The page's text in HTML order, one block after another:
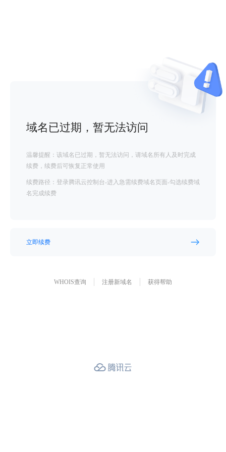
域名已过期，暂无法访问
温馨提醒：该域名已过期，暂无法访问，请域名所有人及时完成
续费，续费后可恢复正常使用
续费路径：登录腾讯云控制台-进入急需续费域名页面-勾选续费域
名完成续费
立即续费
WHOIS查询 注册新域名 获得帮助